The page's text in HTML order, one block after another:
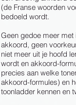
(de Franse woorden
bedoeld wordt.
Geen gedoe meer
akkoord, geen
niet meer uit je hoofd
wordt en akkoord-
precies aan welke
akkoord-formules) en
toonladder kennen en